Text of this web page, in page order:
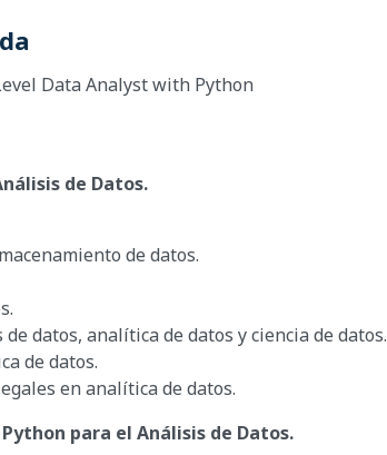
Data Analyst with Python
de Datos.
de datos.
datos, analítica de datos y ciencia de datos.
de datos.
en analítica de datos.
para el Análisis de Datos.